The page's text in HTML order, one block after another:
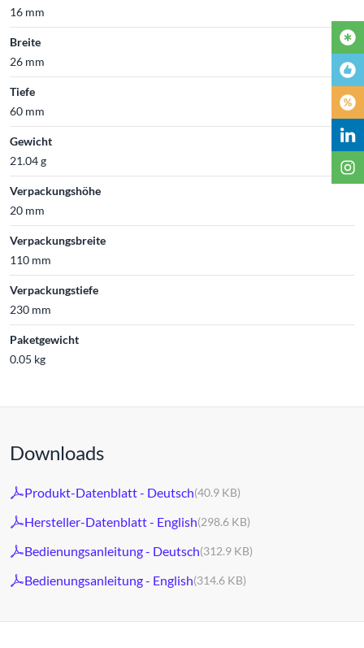
16 mm
Breite
26 mm
Tiefe
60 mm
Gewicht
21.04 g
Verpackungshöhe
20 mm
Verpackungsbreite
110 mm
Verpackungstiefe
230 mm
Paketgewicht
0.05 kg
Downloads
Produkt-Datenblatt - Deutsch(40.9 KB)
Hersteller-Datenblatt - English(298.6 KB)
Bedienungsanleitung - Deutsch(312.9 KB)
Bedienungsanleitung - English(314.6 KB)